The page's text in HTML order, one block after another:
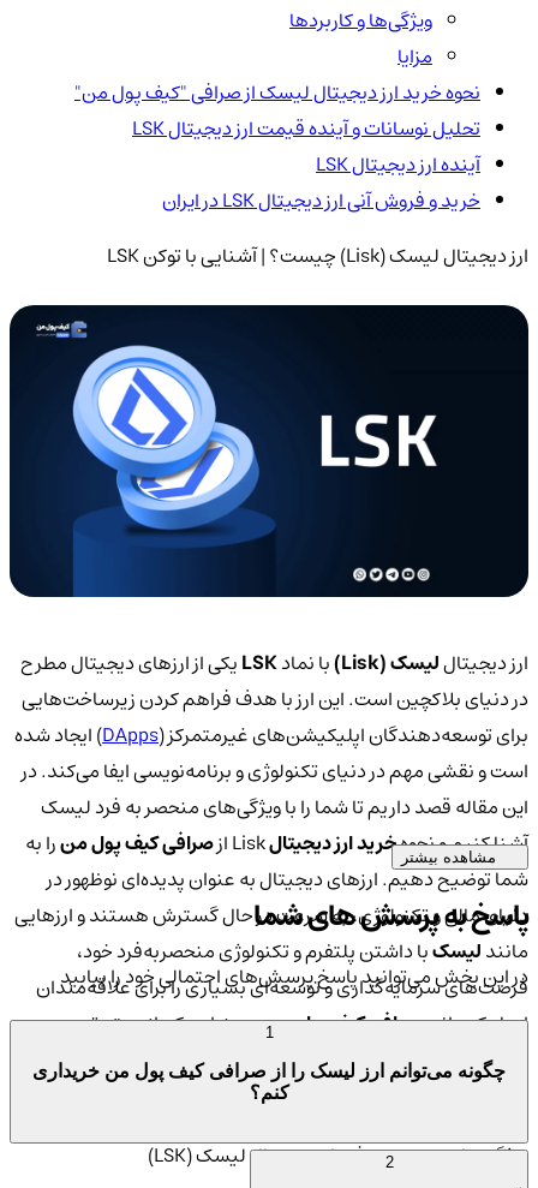
ویژگی‌ها و کاربردها
مزایا
نحوه خرید ارز دیجیتال لیسک از صرافی "کیف پول من"
تحلیل نوسانات و آینده قیمت ارز دیجیتال LSK
آینده ارز دیجیتال LSK
خرید و فروش آنی ارز دیجیتال LSK در ایران
ارز دیجیتال لیسک (Lisk) چیست؟ | آشنایی با توکن LSK
ارز دیجیتاللیسک (Lisk) با نمادLSKیکی از ارزهای دیجیتال مطرح
در دنیای بلاکچین است. این ارز با هدف فراهم کردن زیرساخت‌هایی
برای توسعه‌دهندگان اپلیکیشن‌های غیرمتمرکز (DApps) ایجاد شده
است و نقشی مهم در دنیای تکنولوژی و برنامه‌نویسی ایفا می‌کند. در
این مقاله قصد داریم تا شما را با ویژگی‌های منحصر به فرد لیسک
آشنا کنیم و نحوهخرید ارز دیجیتالLisk از صرافی کیف پول منرا به
شما توضیح دهیم. ارزهای دیجیتال به عنوان پدیده‌ای نوظهور در
دنیای مالی و تکنولوژی، به سرعت در حال گسترش هستند و ارزهایی
مانندلیسکبا داشتن پلتفرم و تکنولوژی منحصربه‌فرد خود،
فرصت‌های سرمایه‌گذاری و توسعه‌ای بسیاری را برای علاقه‌مندان
ایجاد کرده‌اند.صرافی کیف پول منبه عنوان یکی از معتبرترین
پلتفرم‌ها برای خرید و فروش ارزهای دیجیتال، امکان
را با
امنیت بالا و کارمزد پایین فراهم می‌کند.
ویژگی های منحصر به فرد ارز دیجیتال لیسک (LSK)
مشاهده بیشتر
پاسخ به پرسش های شما
در این بخش می‌توانید پاسخ پرسش‌های احتمالی خود را بیابید
چگونه می‌توانم ارز لیسک را از صرافی کیف پول من خریداری
کنم؟